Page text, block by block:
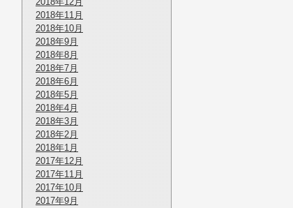
2018年11月
2018年10月
2018年9月
2018年8月
2018年7月
2018年6月
2018年5月
2018年4月
2018年3月
2018年2月
2018年1月
2017年12月
2017年11月
2017年10月
2017年9月